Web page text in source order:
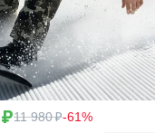
p11 980p-61%